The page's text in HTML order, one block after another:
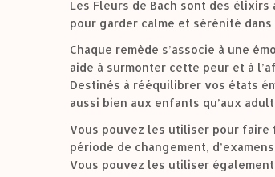
Les Fleurs de Bach sont des
pour garder calme et sérénité
Chaque remède s’associe à une
aide à surmonter cette peur et à
Destinés à rééquilibrer vos états
aussi bien aux enfants qu’aux
Vous pouvez les utiliser pour faire
période de changement,
Vous pouvez les utiliser